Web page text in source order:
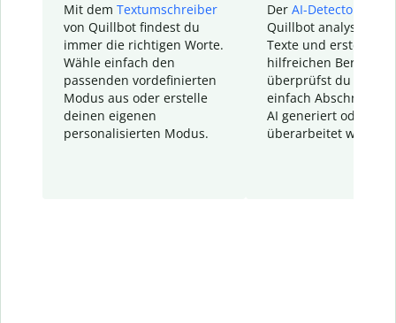
Mit dem Textumschreiber
von Quillbot findest du
immer die richtigen Worte.
Wähle einfach den
passenden vordefinierten
Modus aus oder erstelle
deinen eigenen
personalisierten Modus.
Der AI-Detector
Quillbot analysiert
Texte und erstellt
hilfreichen Bericht.
überprüfst du
einfach Abschnitte,
AI generiert oder
überarbeitet wurden.